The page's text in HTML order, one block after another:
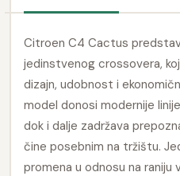
Citroen C4 Cactus
jedinstvenog crossovera,
dizajn, udobnost i
model donosi modernije
dok i dalje zadržava
čine posebnim na tržištu.
promena u odnosu na raniju